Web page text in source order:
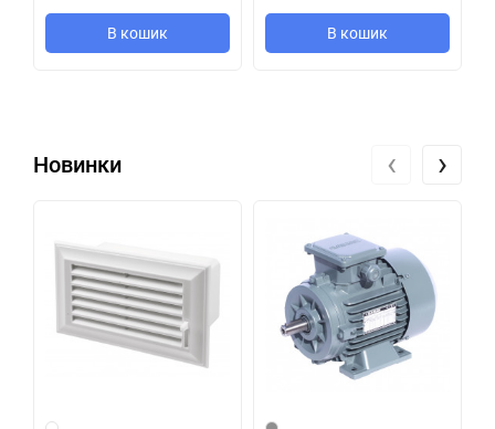
В кошик В кошик
Новинки ‹ ›